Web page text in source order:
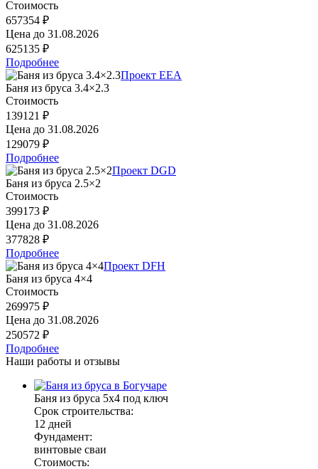
Стоимость
657354 ₽
Цена до 31.08.2026
625135 ₽
Подробнее
Проект EEA
Баня из бруса 3.4×2.3
Стоимость
139121 ₽
Цена до 31.08.2026
129079 ₽
Подробнее
Проект DGD
Баня из бруса 2.5×2
Стоимость
399173 ₽
Цена до 31.08.2026
377828 ₽
Подробнее
Проект DFH
Баня из бруса 4×4
Стоимость
269975 ₽
Цена до 31.08.2026
250572 ₽
Подробнее
Наши работы и отзывы
Баня из бруса 5х4 под ключ
Срок строительства:
12 дней
Фундамент:
винтовые сваи
Стоимость: